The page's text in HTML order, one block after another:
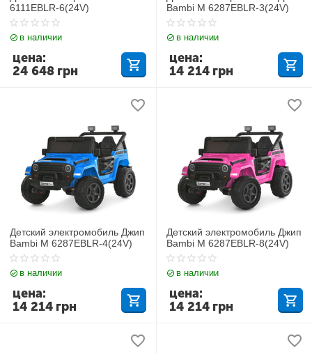
6111EBLR-6(24V)
в наличии
24 648 грн
цена:
Bambi M 6287EBLR-3(24V)
в наличии
14 214 грн
цена:
Детский электромобиль Джип
Bambi M 6287EBLR-4(24V)
в наличии
14 214 грн
цена:
Детский электромобиль Джип
Bambi M 6287EBLR-8(24V)
в наличии
14 214 грн
цена: